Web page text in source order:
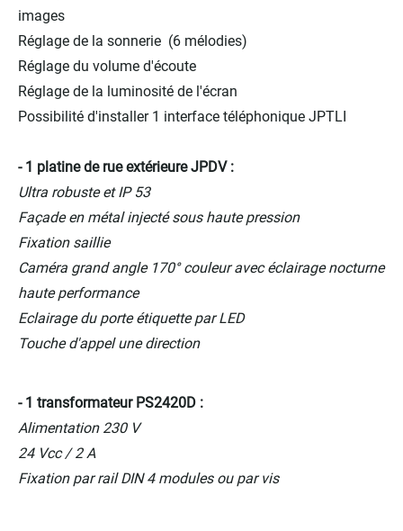
images
Réglage de la sonnerie (6 mélodies)
Réglage du volume d'écoute
Réglage de la luminosité de l'écran
Possibilité d'installer 1 interface téléphonique JPTLI
- 1 platine de rue extérieure JPDV :
Ultra robuste et IP 53
Façade en métal injecté sous haute pression
Fixation saillie
Caméra grand angle 170° couleur avec éclairage nocturne
haute performance
Eclairage du porte étiquette par LED
Touche d'appel une direction
- 1 transformateur PS2420D :
Alimentation 230 V
24 Vcc / 2 A
Fixation par rail DIN 4 modules ou par vis